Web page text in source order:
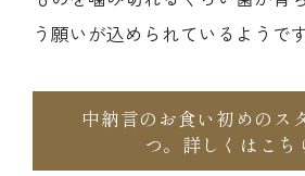
う願いが込められているようです
中納言のお食い初めのス
つ。詳しくはこち